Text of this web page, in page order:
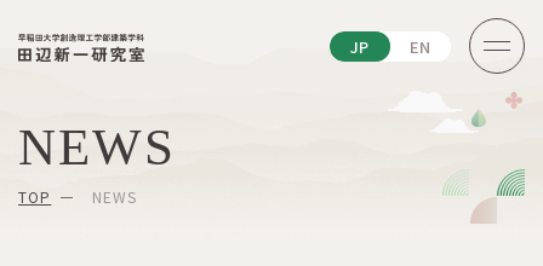
JP EN
NEWS
TOP NEWS